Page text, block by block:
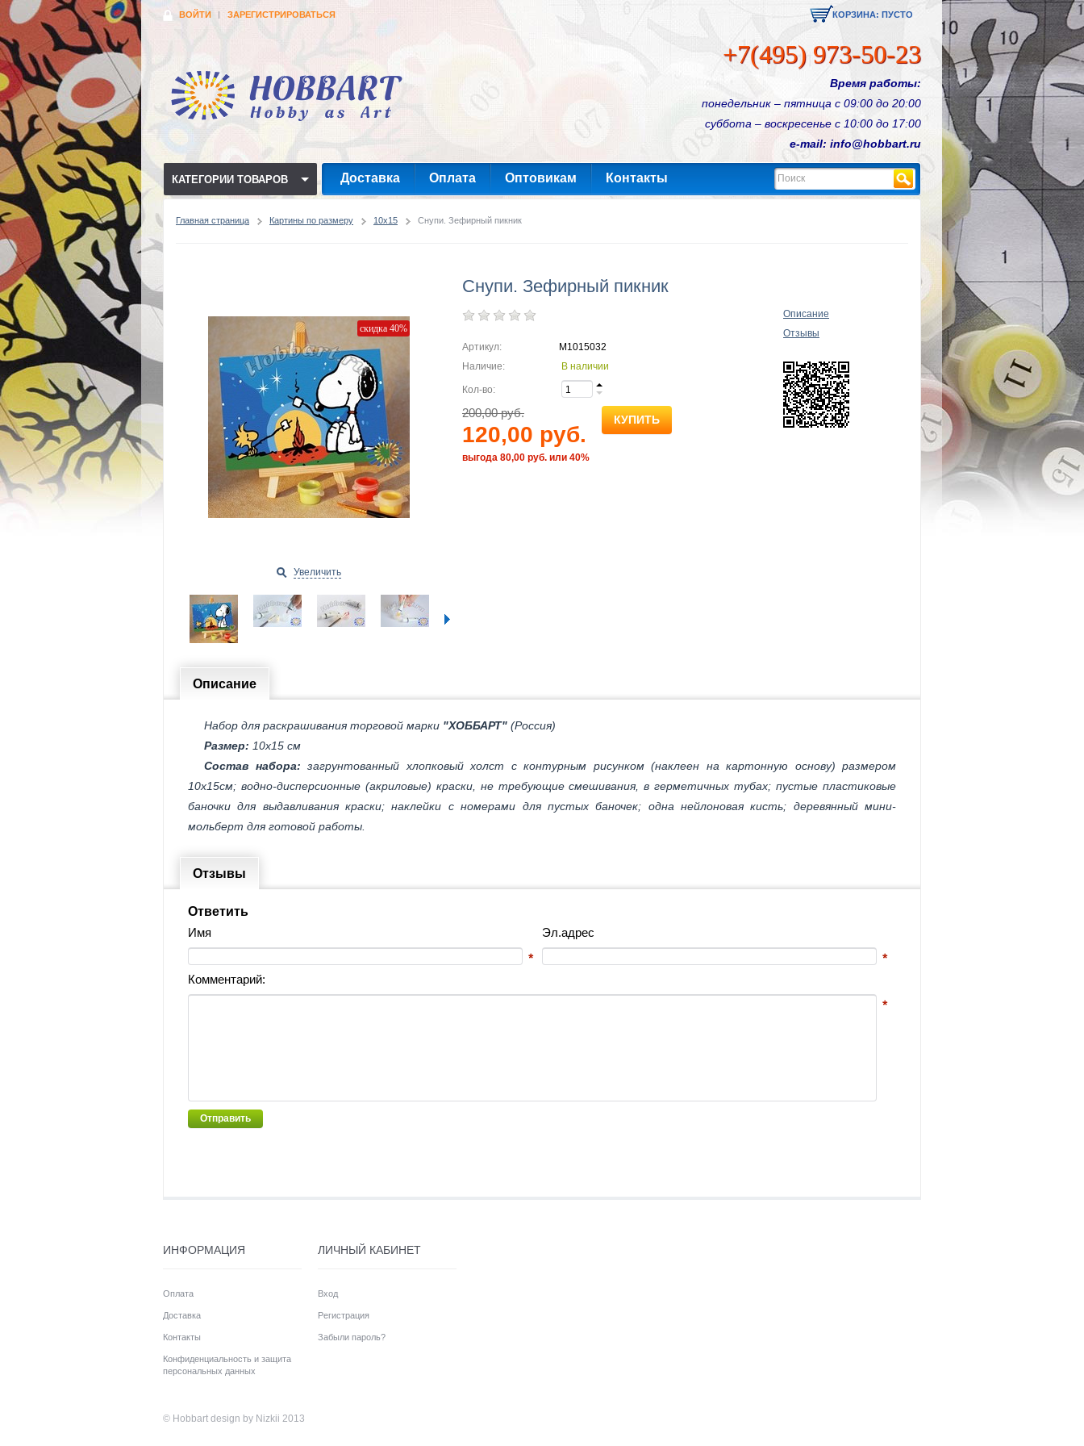
ВОЙТИ ЗАРЕГИСТРИРОВАТЬСЯ КОРЗИНА: ПУСТО
+7(495) 973-50-23
Время работы:
понедельник – пятница с 09:00 до 20:00
суббота – воскресенье с 10:00 до 17:00
e-mail: info@hobbart.ru
КАТЕГОРИИ ТОВАРОВ Доставка Оплата Оптовикам Контакты Найти
Главная страница Картины по размеру 10x15 Снупи. Зефирный пикник
скидка 40%
Увеличить
Снупи. Зефирный пикник
Артикул:
M1015032
Наличие:
В наличии
Кол-во:
200,00 руб.
120,00 руб.
выгода 80,00 руб. или 40%
КУПИТЬ
Описание
Отзывы
Описание
Набор для раскрашивания торговой марки "ХОББАРТ" (Россия)
Размер: 10х15 см
Состав набора: загрунтованный хлопковый холст с контурным рисунком (наклеен на картонную основу) размером
10х15см; водно-дисперсионные (акриловые) краски, не требующие смешивания, в герметичных тубах; пустые пластиковые
баночки для выдавливания краски; наклейки с номерами для пустых баночек; одна нейлоновая кисть; деревянный мини-
мольберт для готовой работы.
Отзывы
Ответить
Имя
Эл.адрес
Комментарий:
Отправить
ИНФОРМАЦИЯ
Оплата
Доставка
Контакты
Конфиденциальность и защита
персональных данных
ЛИЧНЫЙ КАБИНЕТ
Вход
Регистрация
Забыли пароль?
© Hobbart design by Nizkii 2013